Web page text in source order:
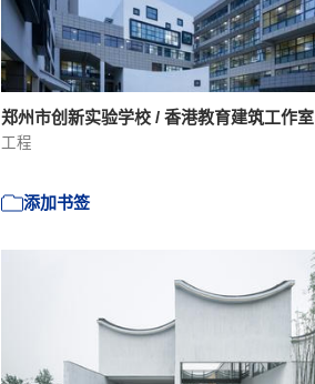
郑州市创新实验学校 / 香港教育建筑工作室
工程
添加书签